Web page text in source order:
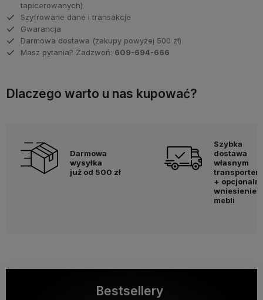
tapicerowanych)
Szyfrowane dane i transakcje
Gwarancja
Darmowa dostawa (zakupy powyżej 500 zł)
Masz pytania? Zadzwoń: 609-694-666
Dlaczego warto u nas kupować?
Darmowa
wysyłka
już od 500 zł
Szybka
dostawa
własnym
transportem
+
wniesienie
mebli
Bestsellery